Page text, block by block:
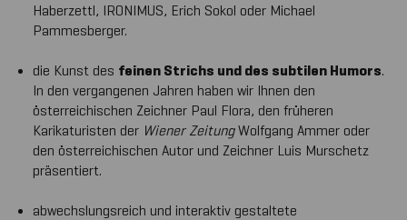
Haberzettl, IRONIMUS, Erich Sokol oder Michael
Pammesberger.
die Kunst des feinen Strichs und des subtilen Humors.
In den vergangenen Jahren haben wir Ihnen den
österreichischen Zeichner Paul Flora, den früheren
Karikaturisten der Wiener ZeitungWolfgang Ammer oder
den österreichischen Autor und Zeichner Luis Murschetz
präsentiert.
abwechslungsreich und interaktiv gestaltete